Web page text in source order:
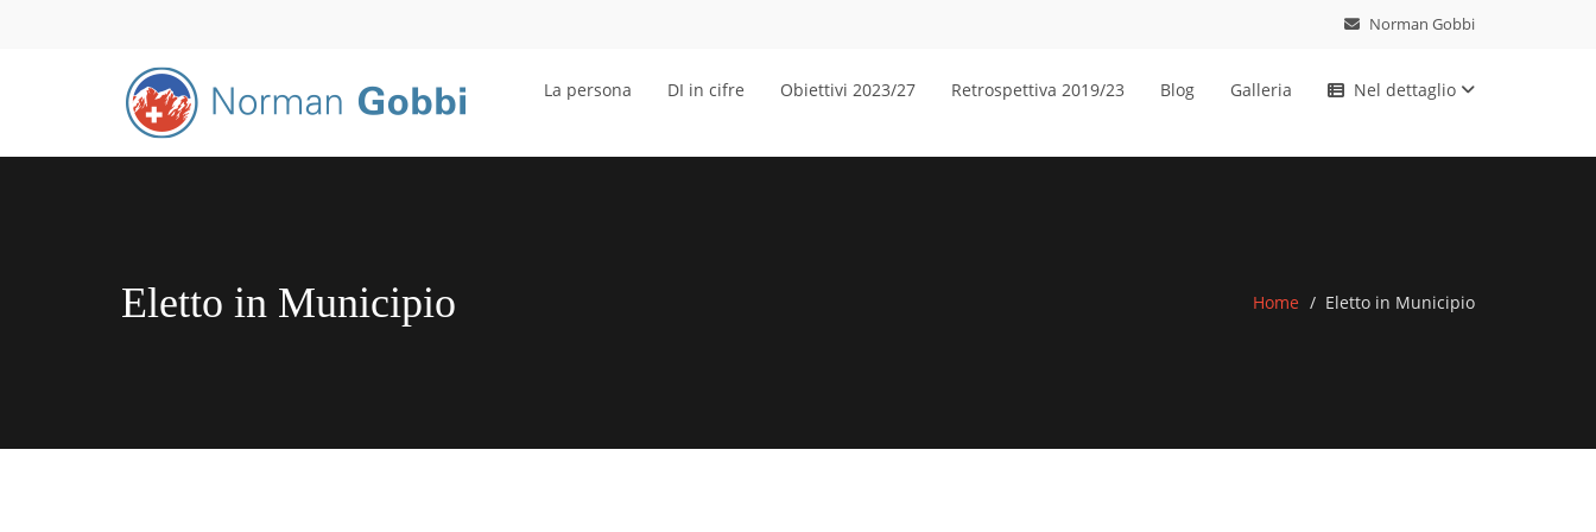
Norman Gobbi
La persona DI in cifre Obiettivi 2023/27 Retrospettiva 2019/23 Blog Galleria Nel dettaglio
Eletto in Municipio Home Eletto in Municipio